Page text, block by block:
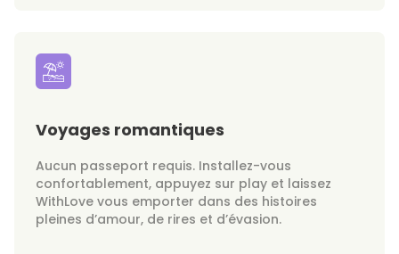
Voyages romantiques
Aucun passeport requis. Installez-vous
confortablement, appuyez sur play et laissez
WithLove vous emporter dans des histoires
pleines d’amour, de rires et d’évasion.